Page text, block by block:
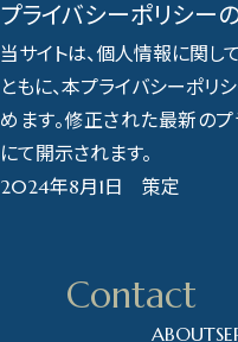
プライバシーポリシー
当サイトは、個人情報に関
ともに、本プライバシーポ
めます。修正された最新の
にて開示されます。
2024年8月1日 策定
Contact
ABOUT